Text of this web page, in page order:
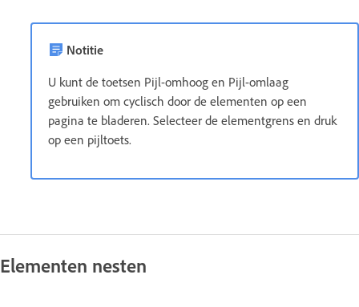
Notitie
U kunt de toetsen Pijl-omhoog en Pijl-omlaag
gebruiken om cyclisch door de elementen op een
pagina te bladeren. Selecteer de elementgrens en druk
op een pijltoets.
Elementen nesten